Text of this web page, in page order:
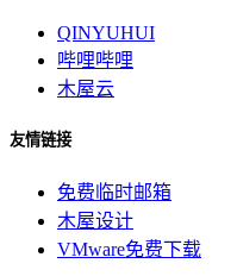
QINYUHUI
哔哩哔哩
木屋云
友情链接
免费临时邮箱
木屋设计
VMware免费下载